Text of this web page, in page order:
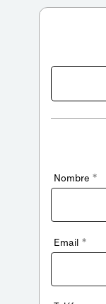
Nombre *
Email *